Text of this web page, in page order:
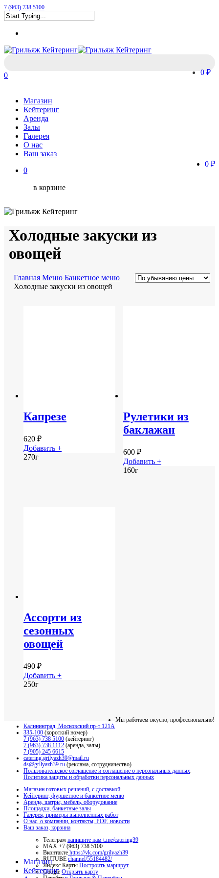
Skip
to
content
7 (963) 738 5100
Search
0 ₽
0
Магазин
Кейтеринг
Аренда
Залы
Галерея
О нас
Ваш заказ
0 ₽
0
в корзине
Холодные закуски из
овощей
Главная Меню Банкетное меню
Холодные закуски из овощей
Капрезе
620 ₽
Добавить +
270г
Рулетики из
баклажан
600 ₽
Добавить +
160г
Ассорти из
сезонных
овощей
490 ₽
Добавить +
250г
Мы работаем вкусно, профессионально!
Калининград, Московский пр-т 121А
335-100 (короткий номер)
7 (963) 738 5100 (кейтеринг)
7 (963) 738 1112 (аренда, залы)
7 (905) 245 6615
catering.grilyazh39@mail.ru
ds@grilyazh39.ru (реклама, сотрудничество)
Пользовательское соглашение и соглашение о персональных данных
Политика защиты и обработки персональных данных
Магазин готовых решений, с доставкой
Кейтеринг, фуршетное и банкетное меню
Аренда, шатры, мебель, оборудование
Площадки, банкетные залы
Галерея, примеры выполненных работ
О нас, о компании, контакты, PDF, новости
Ваш заказ, корзина
Телеграм напишите нам t.me/catering39
МАХ +7 (963) 738 5100
Вконтакте https://vk.com/grilyazh39
RUTUBE channel/55184482/
Яндекс Карты Построить маршрут
Google Открыть карту
Close
Menu
Магазин
Кейтеринг